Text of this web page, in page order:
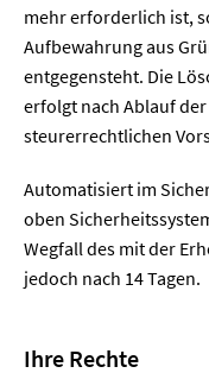
mehr erforderlich ist,
Aufbewahrung aus
entgegensteht. Die
erfolgt nach Ablauf
steurerrechtlichen
Automatisiert im
oben
Wegfall des mit der
jedoch nach 14 Tagen.
Ihre Rechte